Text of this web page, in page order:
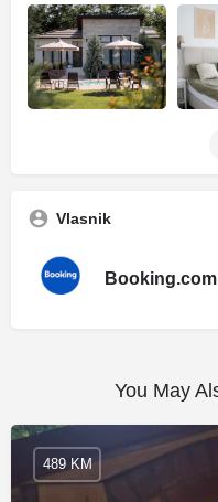
Vlasnik
You May
489 KM